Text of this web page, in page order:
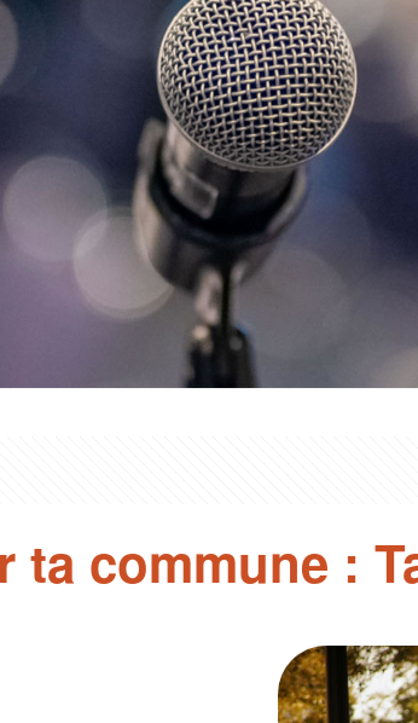
ta commune :